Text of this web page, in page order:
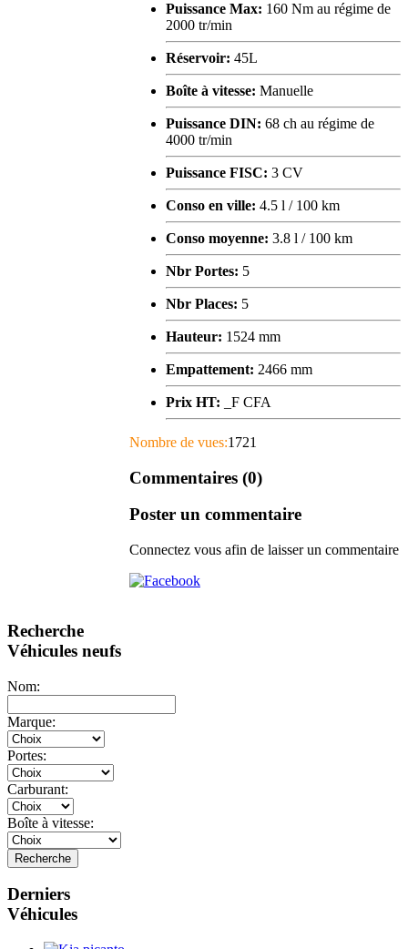
Puissance Max: 160 Nm au régime de
2000 tr/min
Réservoir: 45L
Boîte à vitesse: Manuelle
Puissance DIN: 68 ch au régime de
4000 tr/min
Puissance FISC: 3 CV
Conso en ville: 4.5 l / 100 km
Conso moyenne: 3.8 l / 100 km
Nbr Portes: 5
Nbr Places: 5
Hauteur: 1524 mm
Empattement: 2466 mm
Prix HT: _F CFA
Nombre de vues:1721
Commentaires (0)
Poster un commentaire
Connectez vous afin de laisser un commentaire
Recherche
Véhicules neufs
Nom:
Marque:
Portes:
Carburant:
Boîte à vitesse:
Recherche
Derniers
Véhicules